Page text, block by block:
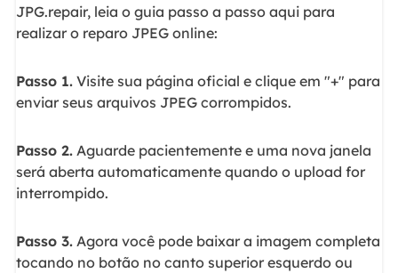
JPG.repair, leia o guia passo a passo aqui para
realizar o reparo JPEG online:
Passo 1.Visite sua página oficial e clique em "+" para
enviar seus arquivos JPEG corrompidos.
Passo 2.Aguarde pacientemente e uma nova janela
será aberta automaticamente quando o upload for
interrompido.
Passo 3.Agora você pode baixar a imagem completa
tocando no botão no canto superior esquerdo ou